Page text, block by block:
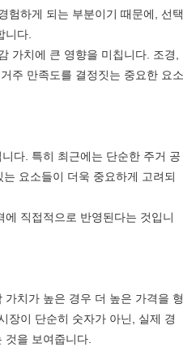
험하게 되는 부분이기 때문에, 선택
니다.
가치에 큰 영향을 미칩니다. 조경,
주 만족도를 결정짓는 중요한 요소
다. 특히 최근에는 단순한 주거 공
요소들이 더욱 중요하게 고려되
직접적으로 반영된다는 것입니
치가 높은 경우 더 높은 가격을 형
장이 단순히 숫자가 아닌, 실제 경
을 보여줍니다.